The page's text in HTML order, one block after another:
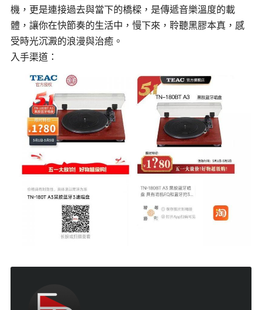
機，更是連接過去與當下的橋樑，是傳遞音樂溫度的載
體，讓你在快節奏的生活中，慢下來，聆聽黑膠本真，感
受時光沉澱的浪漫與治癒。
入手渠道：